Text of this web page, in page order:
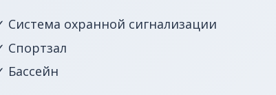
Система охранной сигнализации
Спортзал
Бассейн